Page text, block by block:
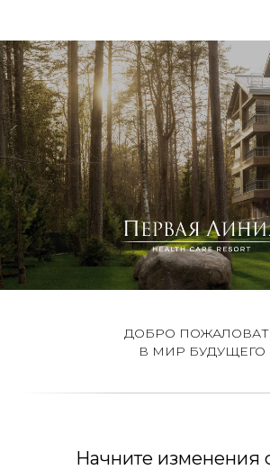
ДОБРО
В МИР БУДУЩЕГО
Начните изменения